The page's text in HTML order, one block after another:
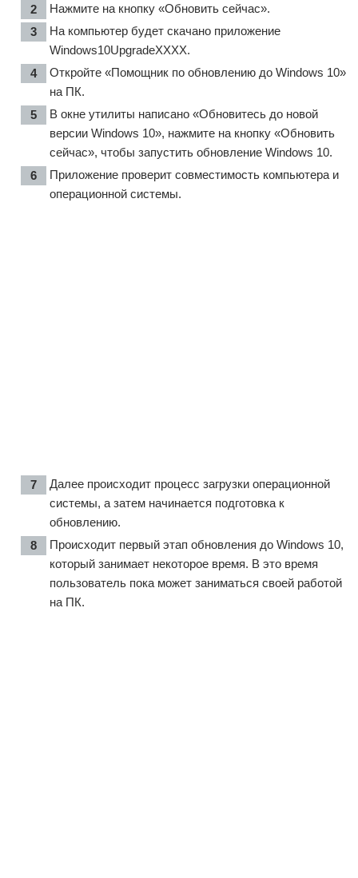
Нажмите на кнопку «Обновить сейчас».
На компьютер будет скачано приложение
Windows10UpgradeXXXX.
Откройте «Помощник по обновлению до Windows 10»
на ПК.
В окне утилиты написано «Обновитесь до новой
версии Windows 10», нажмите на кнопку «Обновить
сейчас», чтобы запустить обновление Windows 10.
Приложение проверит совместимость компьютера и
операционной системы.
Далее происходит процесс загрузки операционной
системы, а затем начинается подготовка к
обновлению.
Происходит первый этап обновления до Windows 10,
который занимает некоторое время. В это время
пользователь пока может заниматься своей работой
на ПК.